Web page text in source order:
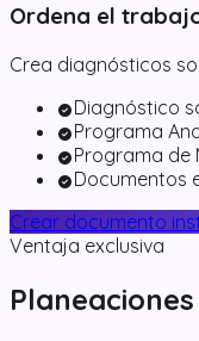
Ordena el
Crea diagnósticos
check_circleDiagnóstico
check_circlePrograma
check_circlePrograma de
check_circleDocumentos
Crear documento
Ventaja exclusiva